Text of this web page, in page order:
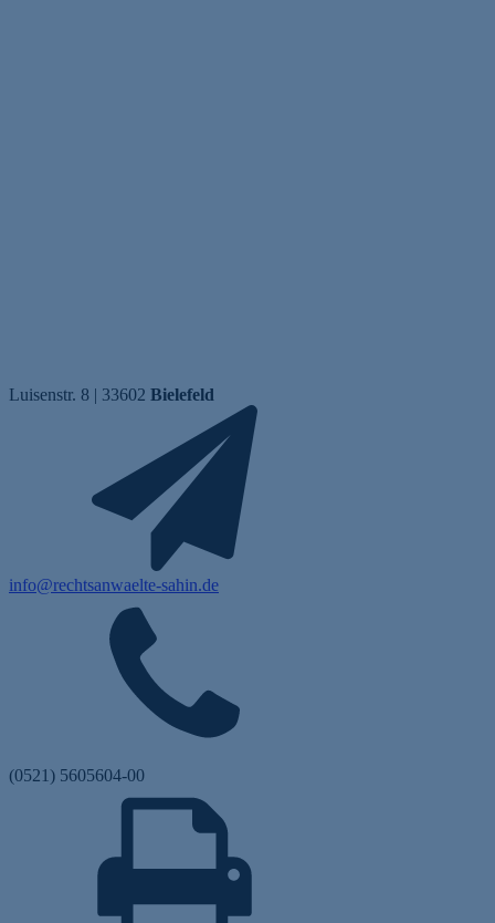
Luisenstr. 8 | 33602 Bielefeld
info@rechtsanwaelte-sahin.de
(0521) 5605604-00